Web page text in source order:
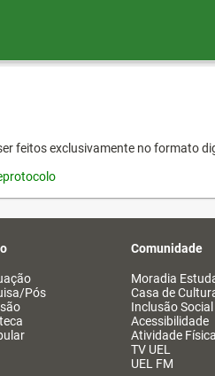
feitos exclusivamente no formato
Pós
Comunidade
Moradia
Casa de
Inclusão Social
Acessibilidade
Atividade Física
TV UEL
UEL FM